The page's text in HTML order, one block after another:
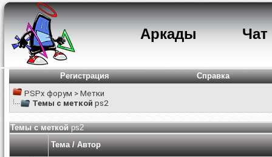
Аркады Чат
Регистрация
Справка
PSPx форум > Метки
Темы с меткой ps2
Темы с меткойps2
Тема / Автор